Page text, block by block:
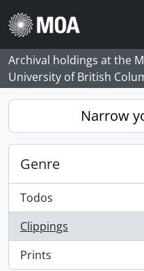
Skip to main content
Archival holdings at the
University of British
Narrow
Genre
Todos
Clippings
, 1 resultados
Prints
, 1 resultados